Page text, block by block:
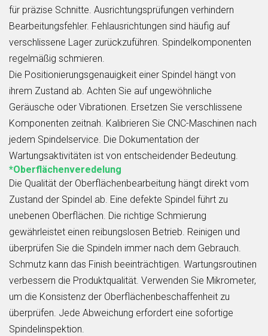
für präzise Schnitte. Ausrichtungsprüfungen verhindern
Bearbeitungsfehler. Fehlausrichtungen sind häufig auf
verschlissene Lager zurückzuführen. Spindelkomponenten
regelmäßig schmieren.
Die Positionierungsgenauigkeit einer Spindel hängt von
ihrem Zustand ab. Achten Sie auf ungewöhnliche
Geräusche oder Vibrationen. Ersetzen Sie verschlissene
Komponenten zeitnah. Kalibrieren Sie CNC-Maschinen nach
jedem Spindelservice. Die Dokumentation der
Wartungsaktivitäten ist von entscheidender Bedeutung.
*Oberflächenveredelung
Die Qualität der Oberflächenbearbeitung hängt direkt vom
Zustand der Spindel ab. Eine defekte Spindel führt zu
unebenen Oberflächen. Die richtige Schmierung
gewährleistet einen reibungslosen Betrieb. Reinigen und
überprüfen Sie die Spindeln immer nach dem Gebrauch.
Schmutz kann das Finish beeinträchtigen. Wartungsroutinen
verbessern die Produktqualität. Verwenden Sie Mikrometer,
um die Konsistenz der Oberflächenbeschaffenheit zu
überprüfen. Jede Abweichung erfordert eine sofortige
Spindelinspektion.